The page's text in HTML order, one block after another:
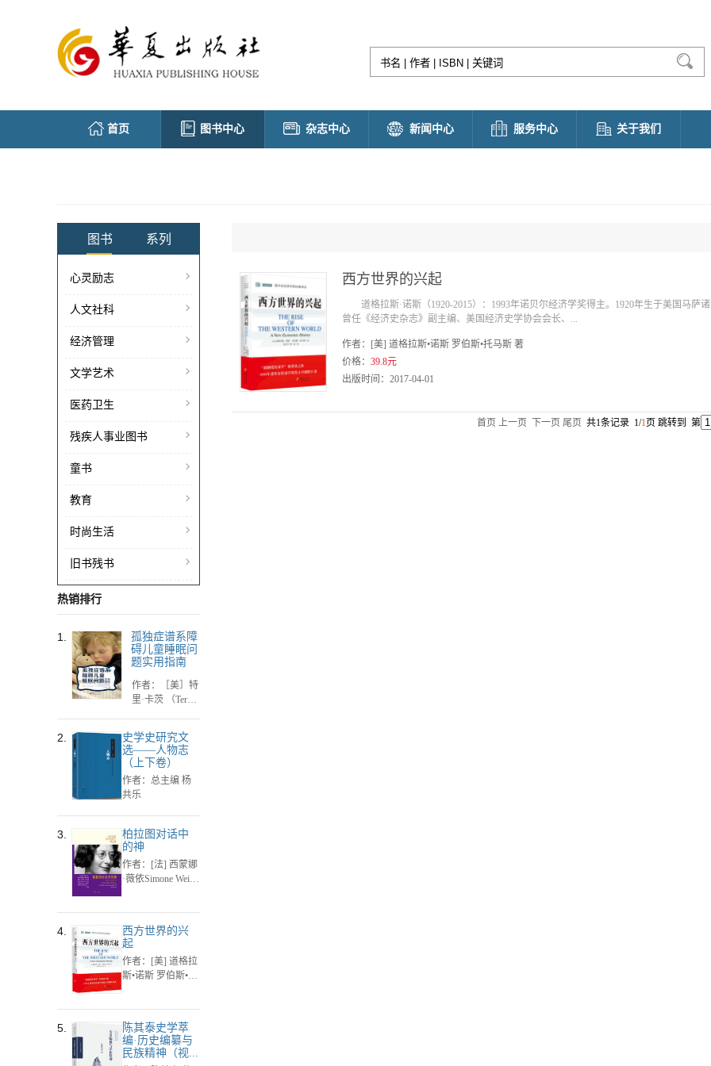
首页 图书中心 杂志中心 新闻中心 服务中心 关于我们
图书 系列
心灵励志
人文社科
经济管理
文学艺术
医药卫生
残疾人事业图书
童书
教育
时尚生活
旧书残书
热销排行
1.
孤独症谱系障
碍儿童睡眠问
题实用指南
作者：［美］特
里·卡茨 （Terry
h Malow）
2.
史学史研究文
选——人物志
（上下卷）
作者：总主编 杨
共乐
3.
柏拉图对话中
的神
作者：[法] 西蒙娜
·薇依Simone Weil
4.
西方世界的兴
起
作者：[美] 道格拉
斯•诺斯 罗伯斯•托
5.
陈其泰史学萃
编·历史编纂与
民族精神（视...
西方世界的兴起
道格拉斯·诺斯（1920-2015）：1993年诺贝尔经济学奖得主。1920年生于美国马萨
曾任《经济史杂志》副主编、美国经济史学协会会长、...
作者：[美] 道格拉斯•诺斯 罗伯斯•托马斯 著
价格： 39.8元
出版时间：2017-04-01
首页 上一页 下一页 尾页共1条记录 1/1页 跳转到 第